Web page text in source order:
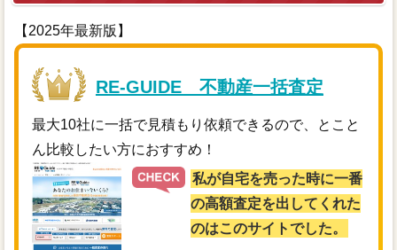
【2025年最新版】
RE-GUIDE 不動産一括査定
最大10社に一括で見積もり依頼できるので、とこと
ん比較したい方におすすめ！
私が自宅を売った時に一番
の高額査定を出してくれた
のはこのサイトでした。